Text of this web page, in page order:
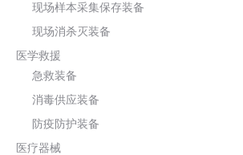
现场样本采集保存装备
现场消杀灭装备
医学救援
急救装备
消毒供应装备
防疫防护装备
医疗器械